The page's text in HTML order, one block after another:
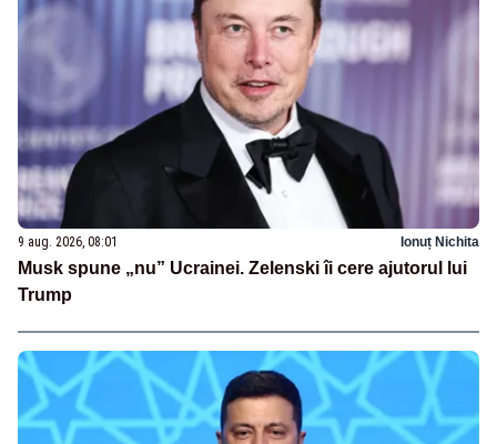
9 aug. 2026, 08:01 Ionuț Nichita
Musk spune „nu” Ucrainei. Zelenski îi cere ajutorul lui
Trump